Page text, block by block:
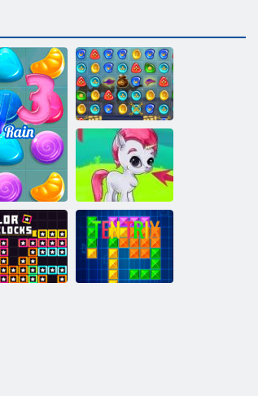
1001 Arabian
Nights 1
Bubble Gemes -
3 Gewinnt